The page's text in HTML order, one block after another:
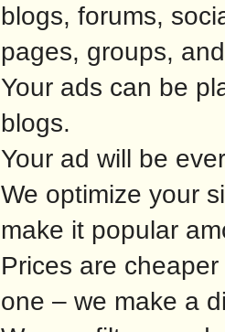
blogs, forums,
pages, groups,
Your ads can be
blogs.
Your ad will be
We optimize your
make it popular
Prices are
one – we make a